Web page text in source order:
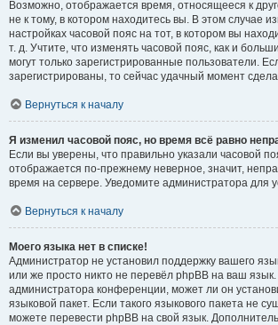
Возможно, отображается время, относящееся к
не к тому, в котором находитесь вы. В этом случае
настройках часовой пояс на тот, в котором вы
т. д. Учтите, что изменять часовой пояс, как и
могут только зарегистрированные пользователи.
зарегистрированы, то сейчас удачный момент
Вернуться к началу
Я изменил часовой пояс, но время всё равно
Если вы уверены, что правильно указали часовой
отображается по-прежнему неверное, значит,
время на сервере. Уведомите администратора для
Вернуться к началу
Моего языка нет в списке!
Администратор не установил поддержку вашего
или же просто никто не перевёл phpBB на ваш
администратора конференции, может ли он
языковой пакет. Если такого языкового пакета не
можете перевести phpBB на свой язык.